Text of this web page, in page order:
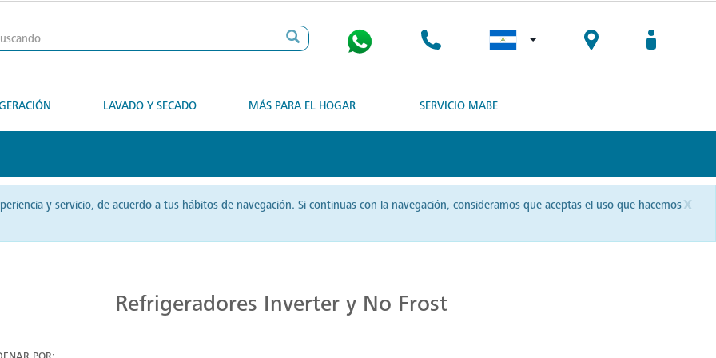
LAVADO Y SECADO MÁS PARA EL HOGAR SERVICIO MABE
x
y servicio, de acuerdo a tus hábitos de navegación. Si continuas con la navegación, consideramos que aceptas el uso que hacemos
Refrigeradores Inverter y No Frost